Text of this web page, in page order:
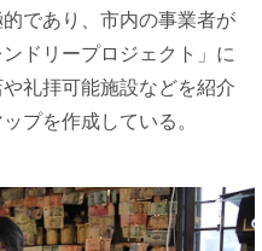
であり、市内の事業者が
ドリープロジェクト」に
礼拝可能施設などを紹介
プを作成している。